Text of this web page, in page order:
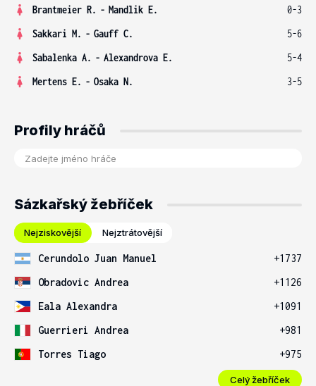
Brantmeier R. - Mandlik E.
0-3
Sakkari M. - Gauff C.
5-6
Sabalenka A. - Alexandrova E.
5-4
Mertens E. - Osaka N. 3-5
Profily hráčů
Sázkařský žebříček
Nejziskovější Nejztrátovější
Cerundolo Juan Manuel
+1737
Obradovic Andrea
+1126
Eala Alexandra
+1091
Guerrieri Andrea
+981
Torres Tiago
+975
Celý žebříček